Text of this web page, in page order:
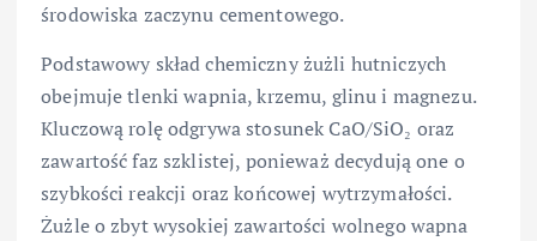
środowiska zaczynu cementowego.
Podstawowy skład chemiczny żużli hutniczych
obejmuje tlenki wapnia, krzemu, glinu i magnezu.
Kluczową rolę odgrywa stosunek CaO/SiO₂ oraz
zawartość faz szklistej, ponieważ decydują one o
szybkości reakcji oraz końcowej wytrzymałości.
Żużle o zbyt wysokiej zawartości wolnego wapna